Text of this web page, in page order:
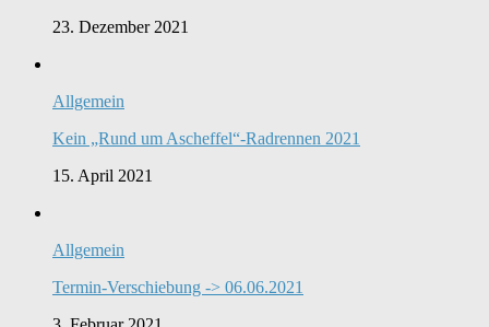
23. Dezember 2021
Allgemein
Kein „Rund um Ascheffel“-Radrennen 2021
15. April 2021
Allgemein
Termin-Verschiebung -> 06.06.2021